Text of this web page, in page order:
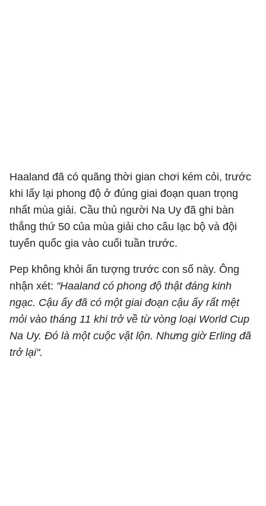
Haaland đã có quãng thời gian chơi kém cỏi, trước
khi lấy lại phong độ ở đúng giai đoạn quan trọng
nhất mùa giải. Cầu thủ người Na Uy đã ghi bàn
thắng thứ 50 của mùa giải cho câu lạc bộ và đội
tuyển quốc gia vào cuối tuần trước.
Pep không khỏi ấn tượng trước con số này. Ông
nhận xét: "Haaland có phong độ thật đáng kinh
ngạc. Cậu ấy đã có một giai đoạn cậu ấy rất mệt
mỏi vào tháng 11 khi trở về từ vòng loại World Cup
Na Uy. Đó là một cuộc vật lộn. Nhưng giờ Erling đã
trở lại".